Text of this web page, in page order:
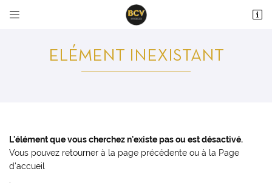
 
36 avenue du Maréchal Maunoury
02 37 99 93 28ELÉMENT INEXISTANT
L'élément que vous cherchez n'existe pas ou est désactivé.
Vous pouvez retourner à la page précédente ou à la Page
d'accueil